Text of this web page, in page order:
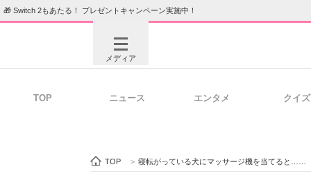
🎁 Switch 2もあたる！ プレゼントキャンペーン実施中！
メディア
TOP ニュース エンタメ クイズ
TOP > 寝転がっている犬にマッサージ機を当てると……